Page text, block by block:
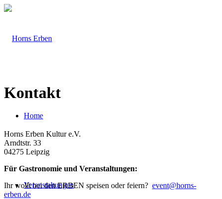
Home
Veranstaltungen
Kontakt
Horns Erben Kultur e.V.
Arndtstr. 33
04275 Leipzig
Für Gastronomie und Veranstaltungen:
Ihr wollt bei den ERBEN speisen oder feiern? event@horns-
erben.de